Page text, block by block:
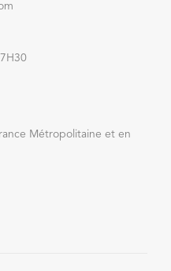
Métropolitaine et en